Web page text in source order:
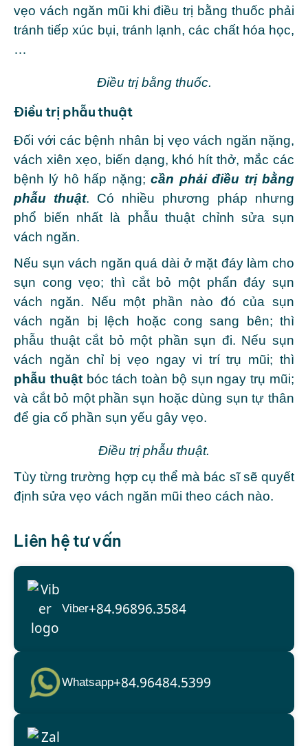
vẹo vách ngăn mũi khi điều trị bằng thuốc phải
tránh tiếp xúc bụi, tránh lạnh, các chất hóa học,
…
Điều trị bằng thuốc.
Điều trị phẫu thuật
Đối với các bệnh nhân bị vẹo vách ngăn nặng,
vách xiên xẹo, biến dạng, khó hít thở, mắc các
bệnh lý hô hấp nặng;cần phải điều trị bằng
phẫu thuật. Có nhiều phương pháp nhưng
phổ biến nhất là phẫu thuật chỉnh sửa sụn
vách ngăn.
Nếu sụn vách ngăn quá dài ở mặt đáy làm cho
sụn cong vẹo; thì cắt bỏ một phẩn đáy sụn
vách ngăn. Nếu một phần nào đó của sụn
vách ngăn bị lệch hoặc cong sang bên; thì
phẫu thuật cắt bỏ một phần sụn đi. Nếu sụn
vách ngăn chỉ bị vẹo ngay vi trí trụ mũi; thì
phẫu thuậtbóc tách toàn bộ sụn ngay trụ mũi;
và cắt bỏ một phần sụn hoặc dùng sụn tự thân
để gia cố phần sụn yếu gây vẹo.
Điều trị phẫu thuật.
Tùy từng trường hợp cụ thể mà bác sĩ sẽ quyết
định sửa vẹo vách ngăn mũi theo cách nào.
Liên hệ tư vấn
Viber+84.96896.3584
Whatsapp+84.96484.5399